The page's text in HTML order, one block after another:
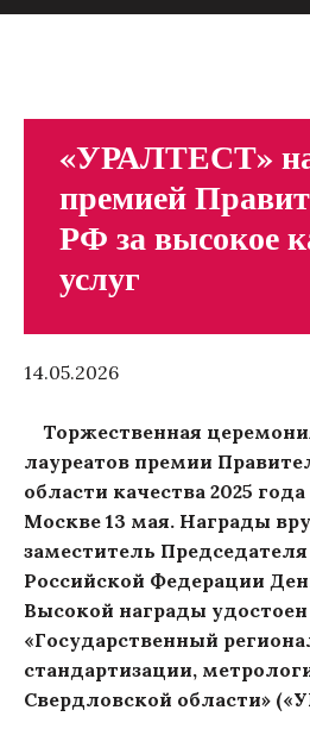
«УРАЛТЕСТ»
премией
РФ за высокое
услуг
14.05.2026
Торжественная
лауреатов премии
области качества 2025
Москве 13 мая. Награды
заместитель
Российской Федерации
Высокой награды
«Государственный
стандартизации,
Свердловской области»